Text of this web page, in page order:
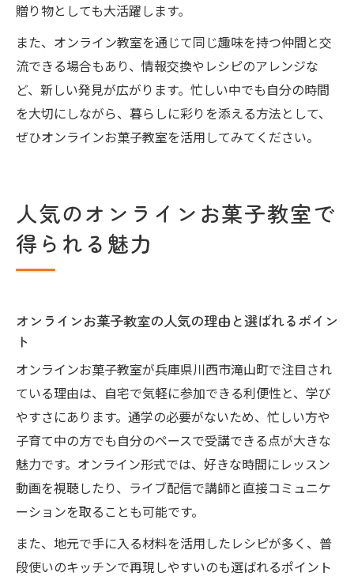
贈り物としても大活躍します。
また、オンライン教室を通じて同じ趣味を持つ仲間と交
流できる場合もあり、情報交換やレシピのアレンジな
ど、新しい発見が広がります。忙しい中でも自分の時間
を大切にしながら、暮らしに彩りを添える方法として、
ぜひオンラインお菓子教室を活用してみてください。
人気のオンラインお菓子教室で
得られる魅力
オンラインお菓子教室の人気の理由と選ばれるポイン
ト
オンラインお菓子教室が兵庫県川西市滝山町で注目され
ている理由は、自宅で気軽に参加できる利便性と、学び
やすさにあります。通学の必要がないため、忙しい方や
子育て中の方でも自分のペースで受講できる点が大きな
魅力です。オンライン形式では、好きな時間にレッスン
動画を視聴したり、ライブ配信で講師と直接コミュニケ
ーションを取ることも可能です。
また、地元で手に入る材料を活用したレシピが多く、普
段使いのキッチンで再現しやすいのも選ばれるポイント